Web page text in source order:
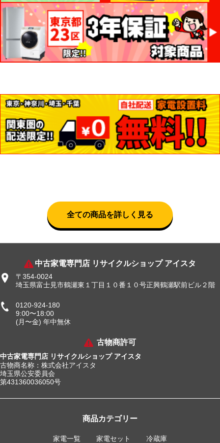
全ての商品を詳しく見る
中古家電専門店 リサイクルショップ アイスタ
〒354-0024
埼玉県富士見市鶴瀬東１丁目１０番１０号正興鶴瀬駅前ビル２階
0120-924-180
9:00〜18:00
(月〜金) 年中無休
古物商許可
中古家電専門店 リサイクルショップ アイスタ
古物商名称：株式会社アイスタ
埼玉県公安委員会
第431360036050号
商品カテゴリー
家電一覧 家電セット
冷蔵庫